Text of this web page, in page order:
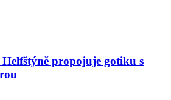
propojuje gotiku s